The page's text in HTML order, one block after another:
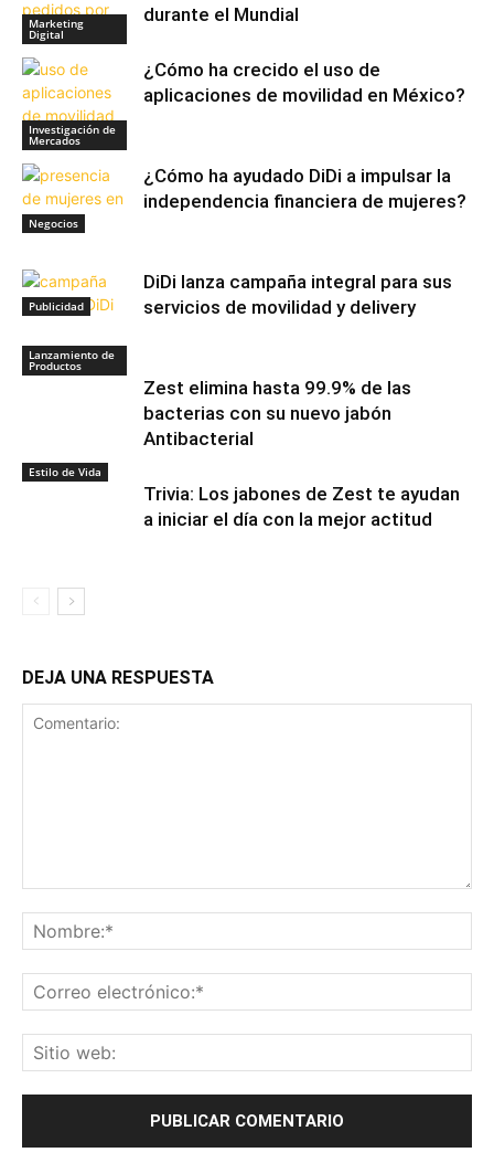
Marketing
Digital
durante el Mundial
Investigación de
Mercados
¿Cómo ha crecido el uso de
aplicaciones de movilidad en México?
Negocios
¿Cómo ha ayudado DiDi a impulsar la
independencia financiera de mujeres?
Publicidad
DiDi lanza campaña integral para sus
servicios de movilidad y delivery
Lanzamiento de
Productos
Zest elimina hasta 99.9% de las
bacterias con su nuevo jabón
Antibacterial
Estilo de Vida
Trivia: Los jabones de Zest te ayudan
a iniciar el día con la mejor actitud
DEJA UNA RESPUESTA